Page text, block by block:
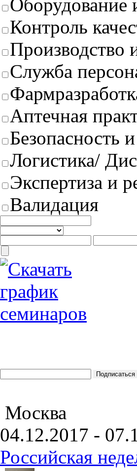
Оборудование
Контроль
Производство
Служба
Аптечная
Безопасность
Логистика/
Экспертиза и
Валидация
Москва
04.12.2017 -
Российская